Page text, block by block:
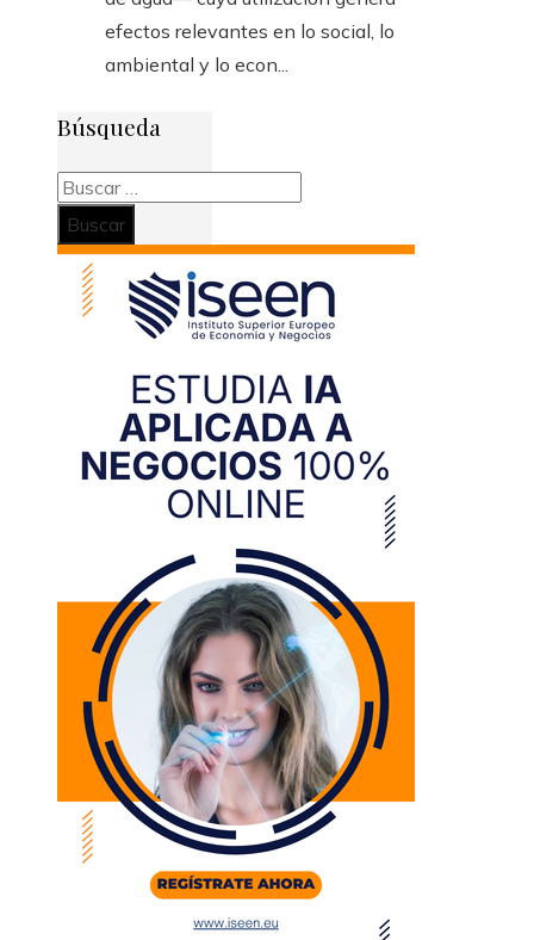
efectos relevantes en lo social, lo
ambiental y lo econ...
Búsqueda
Buscar: